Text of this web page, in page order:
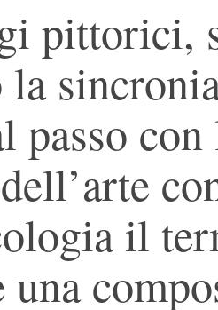
pittorici,
la
passo
il
una